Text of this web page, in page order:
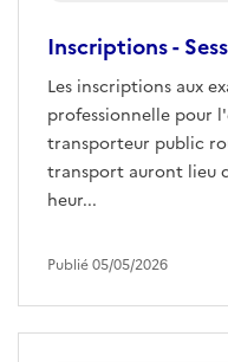
Inscriptions -
Les inscriptions aux
professionnelle pour
transporteur public
transport auront lieu
heur...
Publié 05/05/2026